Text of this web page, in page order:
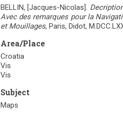
BELLIN, [Jacques-Nicolas].
Avec des remarques pour la
et Mouillages, Paris, Didot,
Area/Place
Croatia
Vis
Vis
Subject
Maps